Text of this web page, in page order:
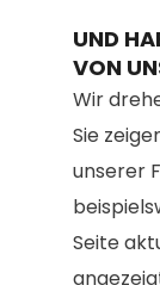
UND
VON
Wir
Sie
unserer
Seite